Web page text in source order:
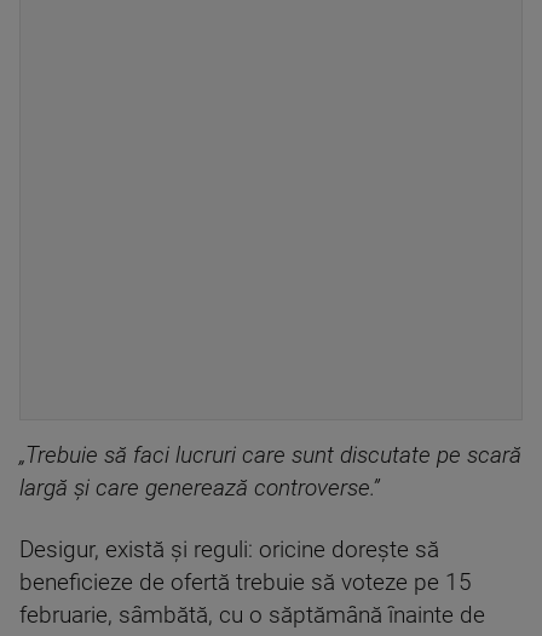
„Trebuie să faci lucruri care sunt discutate pe scară
largă și care generează controverse.”
Desigur, există și reguli: oricine dorește să
beneficieze de ofertă trebuie să voteze pe 15
februarie, sâmbătă, cu o săptămână înainte de